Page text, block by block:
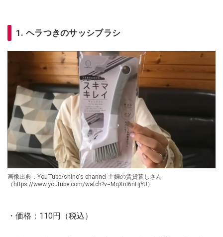
1. ヘラつきのサッシブラシ
画像出典：YouTube/shino's channel-主婦の賃貸暮しさん
（https://www.youtube.com/watch?v=MqXnI6nHjYU）
・価格：110円（税込）